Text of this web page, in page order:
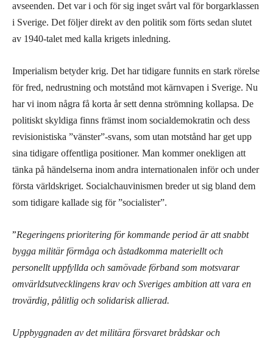
avseenden. Det var i och för sig inget svårt val för borgarklassen
i Sverige. Det följer direkt av den politik som förts sedan slutet
av 1940-talet med kalla krigets inledning.
Imperialism betyder krig. Det har tidigare funnits en stark rörelse
för fred, nedrustning och motstånd mot kärnvapen i Sverige. Nu
har vi inom några få korta år sett denna strömning kollapsa. De
politiskt skyldiga finns främst inom socialdemokratin och dess
revisionistiska ”vänster”-svans, som utan motstånd har get upp
sina tidigare offentliga positioner. Man kommer onekligen att
tänka på händelserna inom andra internationalen inför och under
första världskriget. Socialchauvinismen breder ut sig bland dem
som tidigare kallade sig för ”socialister”.
”Regeringens prioritering för kommande period är att snabbt
bygga militär förmåga och åstadkomma materiellt och
personellt uppfyllda och samövade förband som motsvarar
omvärldsutvecklingens krav och Sveriges ambition att vara en
trovärdig, pålitlig och solidarisk allierad.
Uppbyggnaden av det militära försvaret brådskar och